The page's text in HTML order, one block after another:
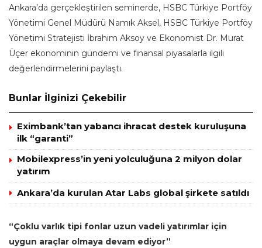
Ankara’da gerçekleştirilen seminerde, HSBC Türkiye Portföy
Yönetimi Genel Müdürü Namık Aksel, HSBC Türkiye Portföy
Yönetimi Stratejisti İbrahim Aksoy ve Ekonomist Dr. Murat
Üçer ekonominin gündemi ve finansal piyasalarla ilgili
değerlendirmelerini paylaştı.
Bunlar İlginizi Çekebilir
Eximbank’tan yabancı ihracat destek kuruluşuna
ilk “garanti”
Mobilexpress’in yeni yolculuğuna 2 milyon dolar
yatırım
Ankara’da kurulan Atar Labs global şirkete satıldı
“Çoklu varlık tipi fonlar uzun vadeli yatırımlar için
uygun araçlar olmaya devam ediyor”